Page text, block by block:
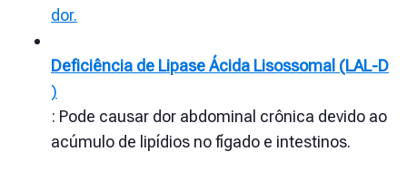
dor.
Deficiência de Lipase Ácida Lisossomal (LAL-D
)
: Pode causar dor abdominal crônica devido ao
acúmulo de lipídios no fígado e intestinos.